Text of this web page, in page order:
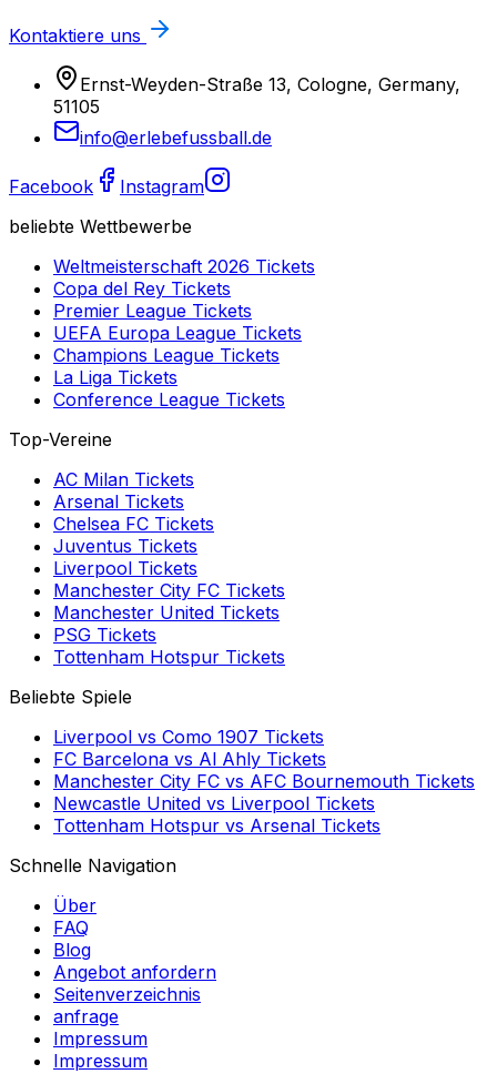
Kontaktiere uns
Ernst-Weyden-Straße 13, Cologne, Germany,
51105
info@erlebefussball.de
Facebook
Instagram
beliebte Wettbewerbe
Weltmeisterschaft 2026 Tickets
Copa del Rey Tickets
Premier League Tickets
UEFA Europa League Tickets
Champions League Tickets
La Liga Tickets
Conference League Tickets
Top-Vereine
AC Milan Tickets
Arsenal Tickets
Chelsea FC Tickets
Juventus Tickets
Liverpool Tickets
Manchester City FC Tickets
Manchester United Tickets
PSG Tickets
Tottenham Hotspur Tickets
Beliebte Spiele
Liverpool vs Como 1907 Tickets
FC Barcelona vs Al Ahly Tickets
Manchester City FC vs AFC Bournemouth Tickets
Newcastle United vs Liverpool Tickets
Tottenham Hotspur vs Arsenal Tickets
Schnelle Navigation
Über
FAQ
Blog
Angebot anfordern
Seitenverzeichnis
anfrage
Impressum
Impressum